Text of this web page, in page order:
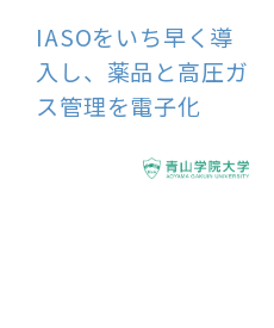
IASOをいち早く導
入し、薬品と高圧ガ
ス管理を電子化